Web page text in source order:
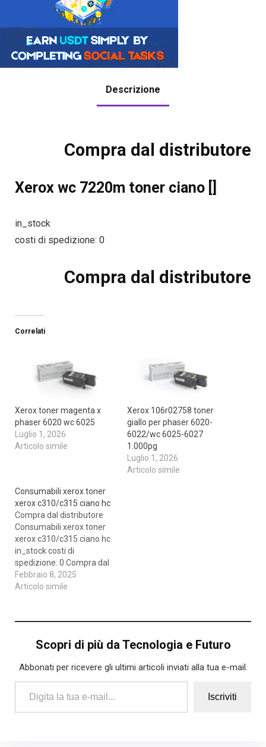
Descrizione
Compra dal distributore
Xerox wc 7220m toner ciano []
in_stock
costi di spedizione: 0
Compra dal distributore
Correlati
Xerox toner magenta x
phaser 6020 wc 6025
Luglio 1, 2026
Articolo simile
Xerox 106r02758 toner
giallo per phaser 6020-
6022/wc 6025-6027
1.000pg
Luglio 1, 2026
Articolo simile
Consumabili xerox toner
xerox c310/c315 ciano hc
Compra dal distributore
Consumabili xerox toner
xerox c310/c315 ciano hc
in_stock costi di
spedizione: 0 Compra dal
distributore
Febbraio 8, 2025
Articolo simile
Scopri di più da Tecnologia e Futuro
Abbonati per ricevere gli ultimi articoli inviati alla tua e-mail.
Digita la tua e-mail...
Iscriviti